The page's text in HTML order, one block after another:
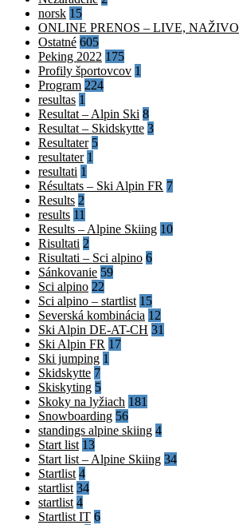
norsk 15
ONLINE PRENOS – LIVE, NAŽIVO
Ostatné 605
Peking 2022 175
Profily športovcov 1
Program 224
resultas 1
Resultat – Alpin Ski 8
Resultat – Skidskytte 3
Resultater 5
resultater 1
resultati 1
Résultats – Ski Alpin FR 7
Results 2
results 11
Results – Alpine Skiing 10
Risultati 2
Risultati – Sci alpino 6
Sánkovanie 59
Sci alpino 22
Sci alpino – startlist 15
Severská kombinácia 12
Ski Alpin DE-AT-CH 31
Ski Alpin FR 17
Ski jumping 1
Skidskytte 7
Skiskyting 5
Skoky na lyžiach 181
Snowboarding 56
standings alpine skiing 4
Start list 13
Start list – Alpine Skiing 34
Startlist 4
startlist 34
startlist 4
Startlist IT 6